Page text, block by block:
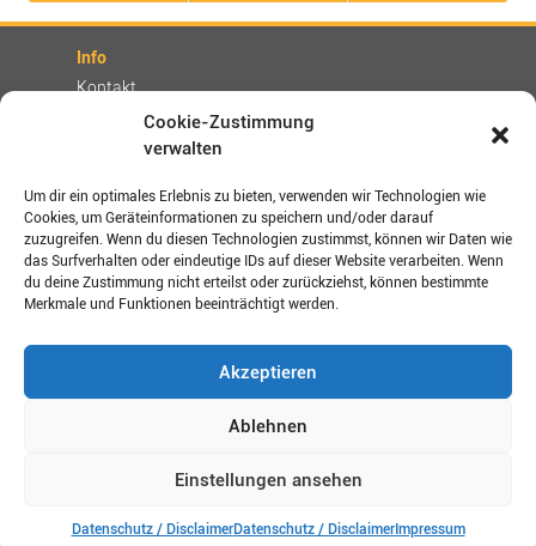
Cookie-Zustimmung
verwalten
Um dir ein optimales Erlebnis zu bieten, verwenden wir Technologien wie
Cookies, um Geräteinformationen zu speichern und/oder darauf
zuzugreifen. Wenn du diesen Technologien zustimmst, können wir Daten wie
das Surfverhalten oder eindeutige IDs auf dieser Website verarbeiten. Wenn
du deine Zustimmung nicht erteilst oder zurückziehst, können bestimmte
Merkmale und Funktionen beeinträchtigt werden.
Akzeptieren
Ablehnen
Einstellungen ansehen
Datenschutz / DisclaimerDatenschutz / DisclaimerImpressum
Info
Kontakt
Rechtliches
Impressum
AGBs
Datenschutz / Disclaimer
Versand- und Zahlungsbedingungen
Copyright © 2026 by vitalogue. Alle Rechte vorbehalten.